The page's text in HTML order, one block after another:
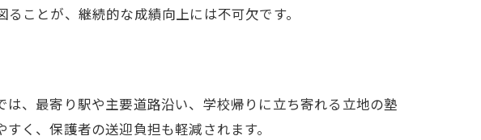
る方法
与える影響
なサポート
ことが、継続的な成績向上には不可欠です。
、最寄り駅や主要道路沿い、学校帰りに立ち寄れる立地の塾
く、保護者の送迎負担も軽減されます。